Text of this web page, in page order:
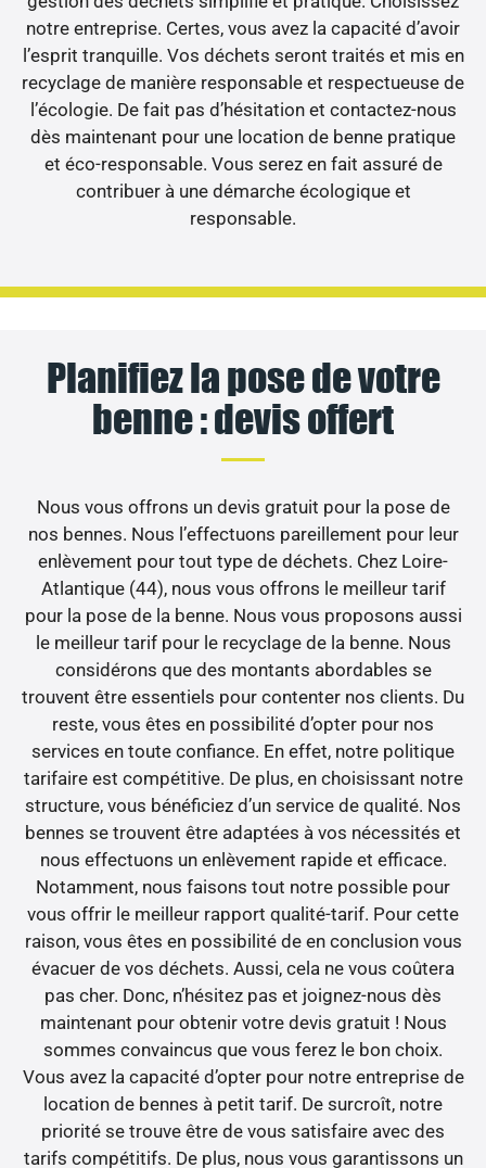
notre entreprise. Certes, vous avez la capacité d’avoir
l’esprit tranquille. Vos déchets seront traités et mis en
recyclage de manière responsable et respectueuse de
l’écologie. De fait pas d’hésitation et contactez-nous
dès maintenant pour une location de benne pratique
et éco-responsable. Vous serez en fait assuré de
contribuer à une démarche écologique et
responsable.
Planifiez la pose de votre
benne : devis offert
Nous vous offrons un devis gratuit pour la pose de
nos bennes. Nous l’effectuons pareillement pour leur
enlèvement pour tout type de déchets. Chez Loire-
Atlantique (44), nous vous offrons le meilleur tarif
pour la pose de la benne. Nous vous proposons aussi
le meilleur tarif pour le recyclage de la benne. Nous
considérons que des montants abordables se
trouvent être essentiels pour contenter nos clients. Du
reste, vous êtes en possibilité d’opter pour nos
services en toute confiance. En effet, notre politique
tarifaire est compétitive. De plus, en choisissant notre
structure, vous bénéficiez d’un service de qualité. Nos
bennes se trouvent être adaptées à vos nécessités et
nous effectuons un enlèvement rapide et efficace.
Notamment, nous faisons tout notre possible pour
vous offrir le meilleur rapport qualité-tarif. Pour cette
raison, vous êtes en possibilité de en conclusion vous
évacuer de vos déchets. Aussi, cela ne vous coûtera
pas cher. Donc, n’hésitez pas et joignez-nous dès
maintenant pour obtenir votre devis gratuit ! Nous
sommes convaincus que vous ferez le bon choix.
Vous avez la capacité d’opter pour notre entreprise de
location de bennes à petit tarif. De surcroît, notre
priorité se trouve être de vous satisfaire avec des
tarifs compétitifs. De plus, nous vous garantissons un